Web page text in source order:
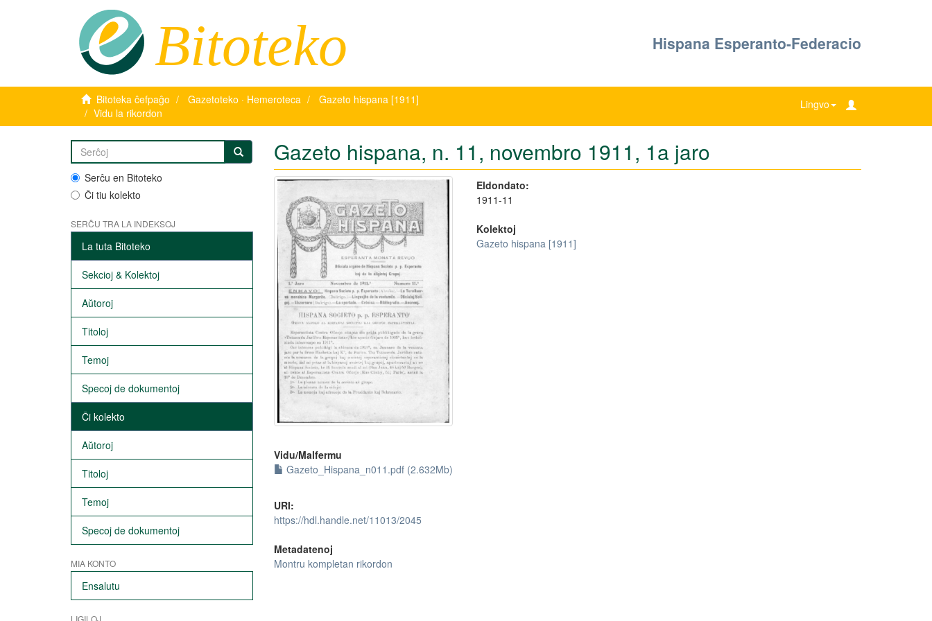
Bitoteko Hispana Esperanto-Federacio
Bitoteka ĉefpaĝo Gazetoteko · Hemeroteca
Gazeto hispana [1911]
Vidu la rikordon
Lingvo
Serĉu en Bitoteko
Ĉi tiu kolekto
SERĈU TRA LA INDEKSOJ
La tuta Bitoteko
Sekcioj & Kolektoj
Aŭtoroj
Titoloj
Temoj
Specoj de dokumentoj
Ĉi kolekto
Aŭtoroj
Titoloj
Temoj
Specoj de dokumentoj
MIA KONTO
Ensalutu
LIGILOJ
Gazeto hispana, n. 11, novembro 1911, 1a jaro
Vidu/Malfermu
Gazeto_Hispana_n011.pdf (2.632Mb)
URI:
https://hdl.handle.net/11013/2045
Metadatenoj
Montru kompletan rikordon
Eldondato:
1911-11
Kolektoj
Gazeto hispana [1911]